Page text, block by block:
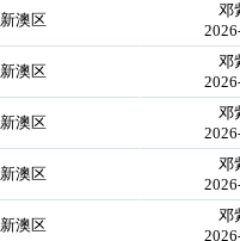
新澳区
邓
新澳区
邓
新澳区
邓
新澳区
邓
新澳区
邓